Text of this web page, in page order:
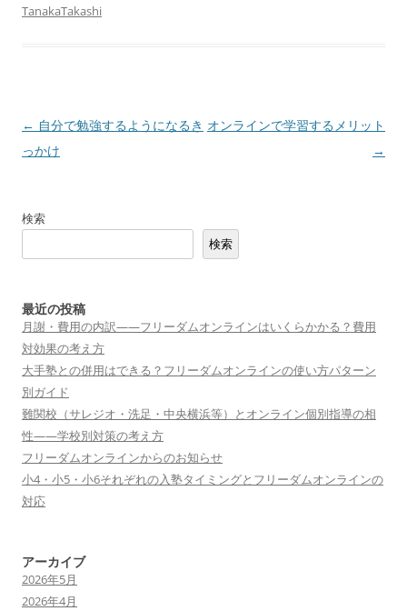
TanakaTakashi
投
稿
ゲ
ョ
ン
← 自分で勉強するようになるき
っかけ
オンラインで学習するメリット
→
検索
検索
最近の投稿
月謝・費用の内訳——フリーダムオンラインはいくらかかる？費用
対効果の考え方
大手塾との併用はできる？フリーダムオンラインの使い方パターン
別ガイド
難関校（サレジオ・洗足・中央横浜等）とオンライン個別指導の相
性——学校別対策の考え方
フリーダムオンラインからのお知らせ
小4・小5・小6それぞれの入塾タイミングとフリーダムオンラインの
対応
アーカイブ
2026年5月
2026年4月